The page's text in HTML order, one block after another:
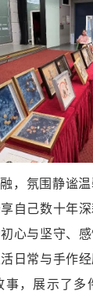
，氛围静谧
自己数十年
心与坚守、
日常与手作
事，展示了多